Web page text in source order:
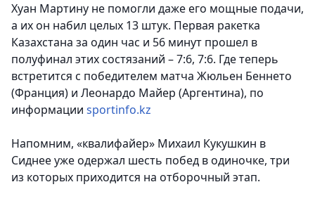
Хуан Мартину не помогли даже его мощные подачи,
а их он набил целых 13 штук. Первая ракетка
Казахстана за один час и 56 минут прошел в
полуфинал этих состязаний – 7:6, 7:6. Где теперь
встретится с победителем матча Жюльен Беннето
(Франция) и Леонардо Майер (Аргентина), по
информации sportinfo.kz
Напомним, «квалифайер» Михаил Кукушкин в
Сиднее уже одержал шесть побед в одиночке, три
из которых приходится на отборочный этап.